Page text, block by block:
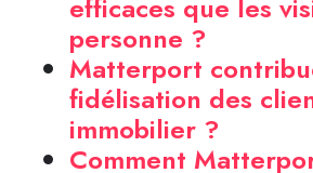
efficaces que les
personne ?
Matterport
fidélisation des
immobilier ?
Comment